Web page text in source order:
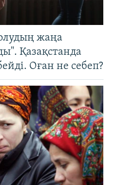
жаңа
Қазақстанда
Оған не себеп?